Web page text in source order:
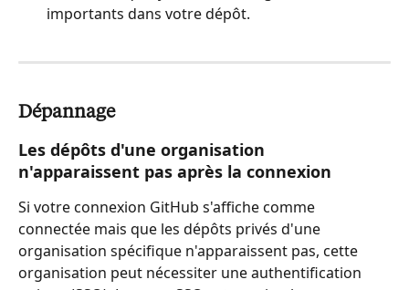
importants dans votre dépôt.
Dépannage
Les dépôts d'une organisation
n'apparaissent pas après la connexion
Si votre connexion GitHub s'affiche comme
connectée mais que les dépôts privés d'une
organisation spécifique n'apparaissent pas, cette
organisation peut nécessiter une authentification